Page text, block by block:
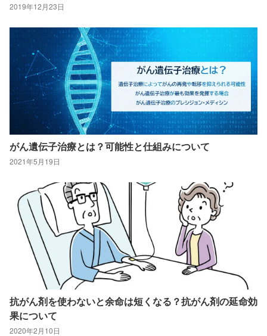
2019年12月23日
がん遺伝子治療とは？可能性と仕組みについて
2021年5月19日
抗がん剤を使わないと余命は短くなる？抗がん剤の延命効
果について
2020年2月10日